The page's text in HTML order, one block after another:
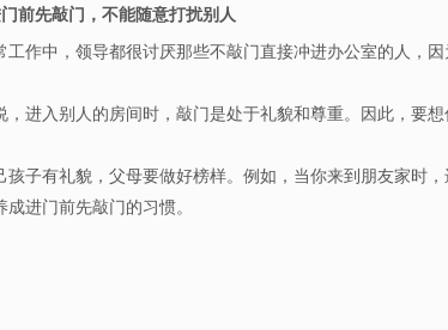
前先敲门，不能随意打扰别人
工作中，领导都很讨厌那些不敲门直接冲进办公室的人，
入别人的房间时，敲门是处于礼貌和尊重。因此，要想
有礼貌，父母要做好榜样。例如，当你来到朋友家时，
成进门前先敲门的习惯。